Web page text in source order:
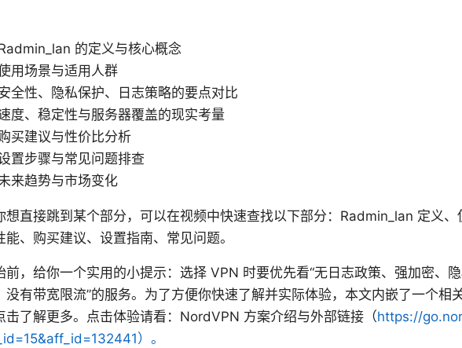
的定义与核心概念
用场景与适用人群
全性、隐私保护、日志策略的要点对比
度、稳定性与服务器覆盖的现实考量
买建议与性价比分析
置步骤与常见问题排查
来趋势与市场变化
想直接跳到某个部分，可以在视频中快速查找以下部分：Radmin_lan 定义
能、购买建议、设置指南、常见问题。
前，给你一个实用的小提示：选择 VPN 时要优先看“无日志政策、强加密、
没有带宽限流”的服务。为了方便你快速了解并实际体验，本文内嵌了一个相
击了解更多。点击体验请看：NordVPN 方案介绍与外部链接（https://
）。